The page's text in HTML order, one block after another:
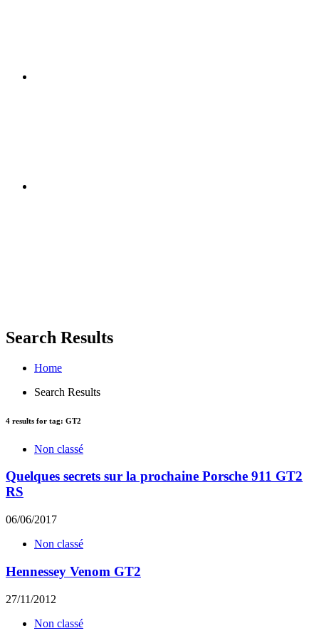
Search Results
Home
Search Results
4 results for tag: GT2
Non classé
Quelques secrets sur la prochaine Porsche 911 GT2
RS
06/06/2017
Non classé
Hennessey Venom GT2
27/11/2012
Non classé